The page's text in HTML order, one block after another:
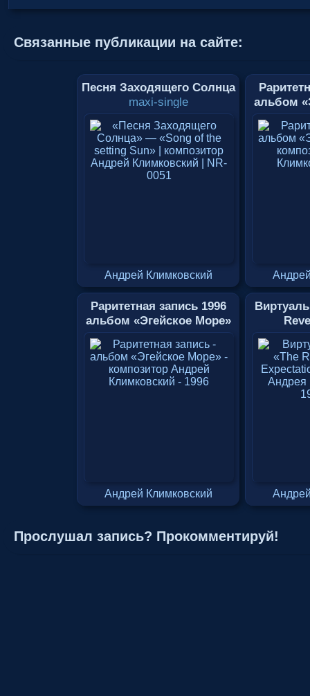
Связанные публикации на сайте:
Песня Заходящего Солнца
maxi-single
Андрей Климковский
альбом
Раритетная запись 1996
альбом «Эгейское Море»
1996
Андрей Климковский
Прослушал запись? Прокомментируй!